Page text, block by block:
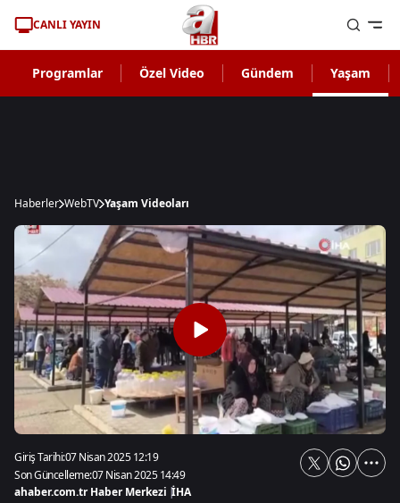
CANLI YAYIN
Programlar Özel Video Gündem Yaşam
Haberler WebTV Yaşam Videoları
Giriş Tarihi:07 Nisan 2025 12:19
Son Güncelleme:07 Nisan 2025 14:49
ahaber.com.tr Haber Merkezi |İHA